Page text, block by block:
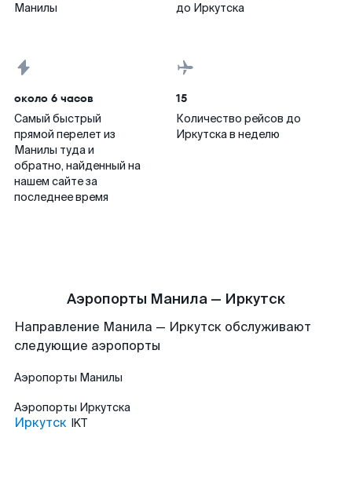
Манилы
до Иркутска
около 6 часов
Самый быстрый
прямой перелет из
Манилы туда и
обратно, найденный на
нашем сайте за
последнее время
15
Количество рейсов до
Иркутска в неделю
Аэропорты Манила — Иркутск
Направление Манила — Иркутск обслуживают
следующие аэропорты
Аэропорты Манилы
Аэропорты Иркутска
Иркутск IKT